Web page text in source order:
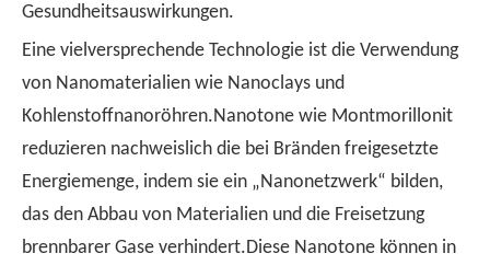
Gesundheitsauswirkungen.
Eine vielversprechende Technologie ist die Verwendung
von Nanomaterialien wie Nanoclays und
Kohlenstoffnanoröhren.Nanotone wie Montmorillonit
reduzieren nachweislich die bei Bränden freigesetzte
Energiemenge, indem sie ein „Nanonetzwerk“ bilden,
das den Abbau von Materialien und die Freisetzung
brennbarer Gase verhindert.Diese Nanotone können in